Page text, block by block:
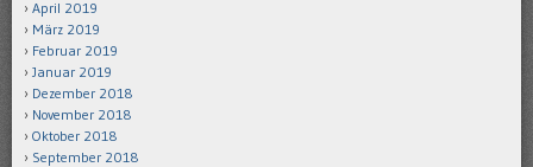
April 2019
März 2019
Februar 2019
Januar 2019
Dezember 2018
November 2018
Oktober 2018
September 2018